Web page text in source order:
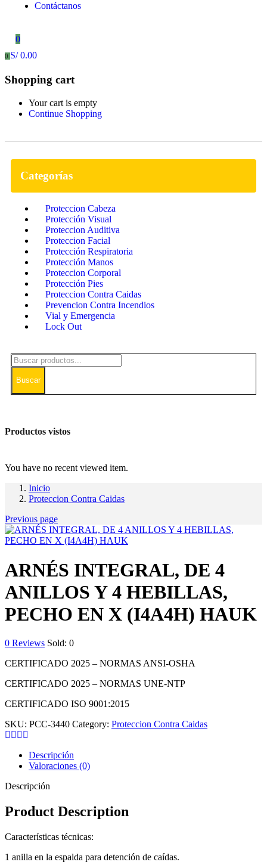
Contáctanos
0
0 S/0.00
Shopping cart
Your cart is empty
Continue Shopping
Categorías
Proteccion Cabeza
Protección Visual
Proteccion Auditiva
Proteccion Facial
Protección Respiratoria
Protección Manos
Proteccion Corporal
Protección Pies
Proteccion Contra Caidas
Prevencion Contra Incendios
Vial y Emergencia
Lock Out
Buscar
Productos vistos
You have no recent viewed item.
Inicio
Proteccion Contra Caidas
Previous page
ARNÉS INTEGRAL, DE 4
ANILLOS Y 4 HEBILLAS,
PECHO EN X (I4A4H) HAUK
0 Reviews Sold: 0
CERTIFICADO 2025 – NORMAS ANSI-OSHA
CERTIFICADO 2025 – NORMAS UNE-NTP
CERTIFICADO ISO 9001:2015
SKU: PCC-3440 Category: Proteccion Contra Caidas
Descripción
Valoraciones (0)
Descripción
Product Description
Características técnicas:
1 anilla en la espalda para detención de caídas.